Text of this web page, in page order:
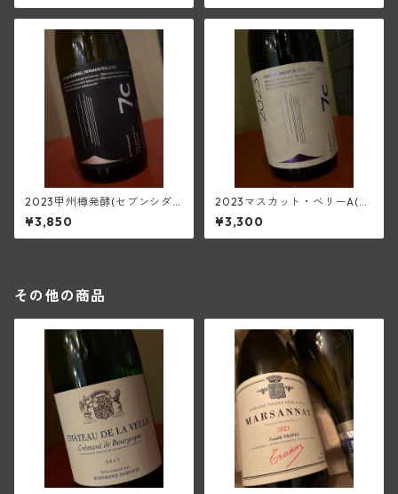
2023甲州樽発酵(セブンシダ
ーズワイナリー)
¥3,850
2023マスカット・ベリーA(セ
ブンシダーズワイナリー)
¥3,300
その他の商品